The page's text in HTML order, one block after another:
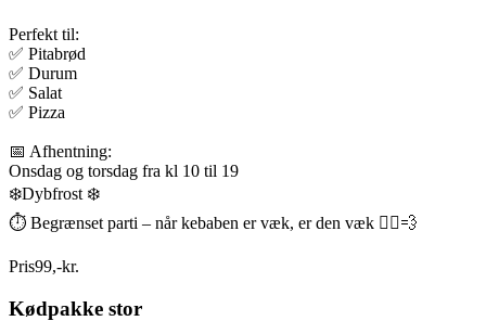
Perfekt til:
✅ Pitabrød
✅ Durum
✅ Salat
✅ Pizza
📅 Afhentning:
Onsdag og torsdag fra kl 10 til 19
❄️Dybfrost ❄️
⏱️ Begrænset parti – når kebaben er væk, er den væk 🏃‍♂️💨
Pris99,-kr.
Kødpakke stor